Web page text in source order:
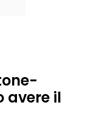
avere il